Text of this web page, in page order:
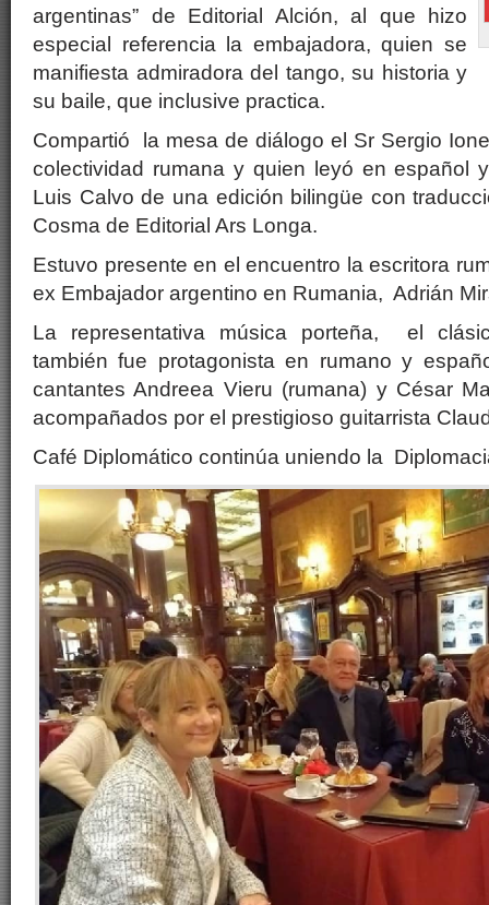
argentinas” de Editorial Alción, al que hizo
especial referencia la embajadora, quien se
manifiesta admiradora del tango, su historia y
su baile, que inclusive practica.
Compartió la mesa de diálogo el Sr Sergio
colectividad rumana y quien leyó en español
Luis Calvo de una edición bilingüe con
Cosma de Editorial Ars Longa.
Estuvo presente en el encuentro la escritora
ex Embajador argentino en Rumania, Adrián
La representativa música porteña, el
también fue protagonista en rumano y
cantantes Andreea Vieru (rumana) y César
acompañados por el prestigioso guitarrista
Café Diplomático continúa uniendo la